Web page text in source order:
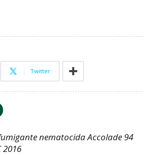
Twitter
nematocida Accolade 94
2016